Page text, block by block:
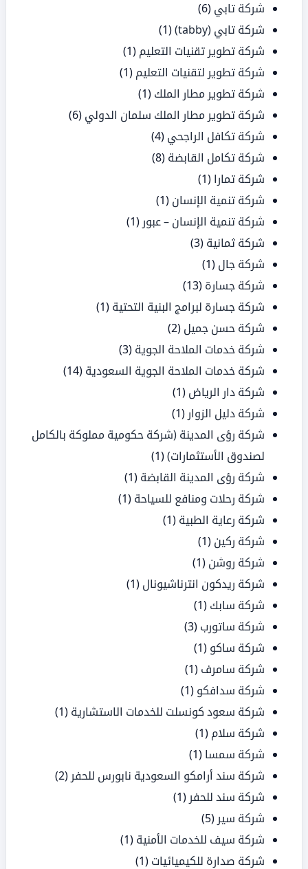
شركة تابي (6)
شركة تابي (tabby)
(1)
شركة تطوير تقنيات التعليم (1)
شركة تطوير لتقنيات التعليم (1)
شركة تطوير مطار الملك (1)
شركة تطوير مطار الملك سلمان الدولي (6)
شركة تكافل الراجحي (4)
شركة تكامل القابضة (8)
شركة تمارا (1)
شركة تنمية الإنسان (1)
شركة تنمية الإنسان – عبور (1)
شركة ثمانية (3)
شركة جال (1)
شركة جسارة (13)
شركة جسارة لبرامج البنية التحتية (1)
شركة حسن جميل (2)
شركة خدمات الملاحة الجوية (3)
شركة خدمات الملاحة الجوية السعودية (14)
شركة دار الرياض (1)
شركة دليل الزوار (1)
شركة رؤى المدينة (شركة حكومية مملوكة بالكامل
لصندوق الأستثمارات)(1)
شركة رؤى المدينة القابضة (1)
شركة رحلات ومنافع للسياحة (1)
شركة رعاية الطبية (1)
شركة ركين (1)
شركة روشن (1)
شركة ريدكون انترناشيونال (1)
شركة سابك (1)
شركة ساتورب (3)
شركة ساكو (1)
شركة سامرف (1)
شركة سدافكو (1)
شركة سعود كونسلت للخدمات الاستشارية (1)
شركة سلام (1)
شركة سمسا (1)
شركة سند أرامكو السعودية نابورس للحفر (2)
شركة سند للحفر (1)
شركة سير (5)
شركة سيف للخدمات الأمنية (1)
شركة صدارة للكيميائيات (1)